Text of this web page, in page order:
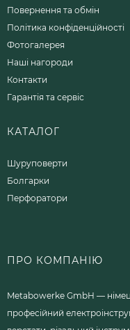
Повернення та обмін
Політика конфіденційності
Фотогалерея
Наші нагороди
Контакти
Гарантія та сервіс
КАТАЛОГ
Шуруповерти
Болгарки
Перфоратори
ПРО КОМПАНІЮ
Metabowerke GmbH —
професійний